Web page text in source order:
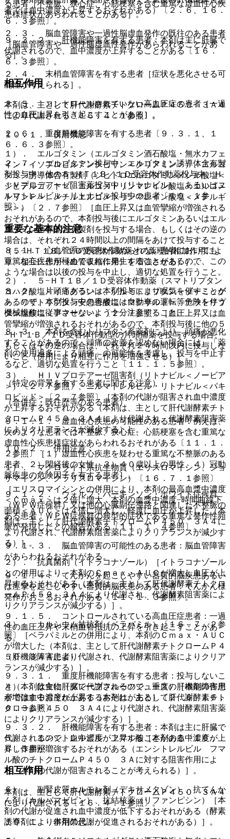
者では血中濃度が上昇するおそれがある）〔２．６、１６．
６．３参照〕。
９．３．２． 肝機能障害を有する患者：本剤は主に肝臓で
代謝されるので、血中濃度が上昇することがある〔１６．
６．３参照〕。
相互作用
本剤は、主として肝代謝酵素チトクロームＰ４５０ ３Ａ４
により代謝される〔１６．４．１参照〕。
１０．１． 併用禁忌：
１）． エルゴタミン（エルゴタミン酒石酸塩・無水カフェ
イン・イソプロピルアンチピリン＜クリアミン＞）、エルゴ
タミン誘導体含有製剤（ジヒドロエルゴタミンメシル酸塩＜
ジヒデルゴット＞、エルゴメトリンマレイン酸塩＜エルゴメ
トリンＦ＞、メチルエルゴメトリンマレイン酸塩＜メテルギ
ン＞）〔２．７参照〕［血圧上昇又は血管攣縮が増強される
おそれがあるので、本剤投与後にエルゴタミンあるいはエル
ゴタミン誘導体含有製剤を投与する場合、もしくはその逆の
場合は、それぞれ２４時間以上の間隔をあけて投与すること
（５−ＨＴ１Ｂ／１Ｄ受容体作動薬との薬理的相加作用によ
り、相互に作用（血管収縮作用）を増強させる）］。
２）． ５−ＨＴ１Ｂ／１Ｄ受容体作動薬（スマトリプタン
コハク酸塩＜イミグラン＞、ゾルミトリプタン＜ゾーミッグ
＞、リザトリプタン安息香酸塩＜マクサルト＞、ナラトリプ
タン塩酸塩＜アマージ＞）〔２．７参照〕［血圧上昇又は血
管攣縮が増強されるおそれがあるので、本剤投与後に他の５
−ＨＴ１Ｂ／１Ｄ受容体作動型の片頭痛薬を投与する場合、
もしくはその逆の場合は、それぞれ２４時間以内に投与しな
いこと（併用により相互に作用を増強させる）］。
３）． ＨＩＶプロテアーゼ阻害剤（リトナビル＜ノービア
＞）〔２．７参照〕、ニルマトレルビル・リトナビル＜パキ
ロビッド＞〔２．７参照〕［本剤の代謝が阻害され血中濃度
が上昇するおそれがある（本剤は、主として肝代謝酵素チト
クロームＰ４５０ ３Ａ４により代謝され、代謝酵素阻害薬
によりクリアランスが減少する）］。
１０．２． 併用注意：
１）． マクロライド系抗生物質（エリスロマイシン、ジョ
サマイシン、クラリスロマイシン）〔１６．７．１参照〕
［エリスロマイシンとの併用により、本剤の最高血漿中濃度
＜Ｃｍａｘ＞は２倍に増大、本剤の血漿中濃度−時間曲線下
面積＜ＡＵＣ＞は４倍に増大し、軽度に血圧が上昇した（本
剤は、主として肝代謝酵素チトクロームＰ４５０ ３Ａ４に
より代謝され、代謝酵素阻害薬によりクリアランスが減少す
る）］。
２）． 抗真菌剤（イトラコナゾール）［イトラコナゾール
との併用により、本剤のＣｍａｘ・ＡＵＣが増大し血圧が上
昇するおそれがある（本剤は、主として肝代謝酵素チトクロ
ームＰ４５０ ３Ａ４により代謝され、代謝酵素阻害薬によ
りクリアランスが減少する）］。
３）． カルシウム拮抗剤（ベラパミル）〔１６．７．２参
照〕［ベラパミルとの併用により、本剤のＣｍａｘ・ＡＵＣ
が増大した（本剤は、主として肝代謝酵素チトクロームＰ４
５０ ３Ａ４により代謝され、代謝酵素阻害薬によりクリア
ランスが減少する）］。
４）． 飲食物（グレープフルーツジュース）［本剤の作用
が増強するおそれがある（本剤は、主として肝代謝酵素チト
クロームＰ４５０ ３Ａ４により代謝され、代謝酵素阻害薬
によりクリアランスが減少する）］。
５）． エンシトレルビル フマル酸［本剤の血中濃度が上
昇し作用が増強するおそれがある（エンシトレルビル フマ
ル酸のチトクロームＰ４５０ ３Ａに対する阻害作用によ
り、本剤の代謝が阻害されることが考えられる）］。
６）． 副腎皮質ホルモン剤（デキサメタゾン）、抗てんか
ん剤（カルバマゼピン）、抗結核薬（リファンピシン）［本
剤の代謝が促進され血中濃度が低下するおそれがある（酵素
誘導剤により本剤の代謝が促進されるおそれがある）］。
る患者［不整脈、狭心症、心筋梗塞を含む重篤な虚血性心疾
患様症状があらわれることがある］。
２．３． 脳血管障害や一過性脳虚血発作の既往のある患者
［脳血管障害や一過性脳虚血性発作があらわれることがあ
る］。
２．４． 末梢血管障害を有する患者［症状を悪化させる可
能性が考えられる］。
２．５． コントロールされていない高血圧症の患者［一過
性の血圧上昇を引き起こすことがある］。
２．６． 重度肝機能障害を有する患者〔９．３．１、１
６．６．３参照〕。
２．７． エルゴタミン投与中、エルゴタミン誘導体含有製
剤投与中、他の５−ＨＴ１Ｂ／１Ｄ受容体作動薬投与中、Ｈ
ＩＶプロテアーゼ阻害薬投与中（リトナビル）、あるいはニ
ルマトレルビル・リトナビル投与中の患者〔１０．１参
照〕。
重要な基本的注意
８．１． 心血管系の疾患が認められない患者においても、
重篤な心疾患が極めてまれに発生することがあるので、この
ような場合は以後の投与を中止し、適切な処置を行うこと。
８．２． 片頭痛あるいは本剤投与により眠気を催すことが
あるので、本剤投与中の患者には自動車の運転等危険を伴う
機械操作に従事させないよう十分注意すること。
８．３． 本剤を含むトリプタン系薬剤により、頭痛が悪化
することがあるので、頭痛の改善を認めない場合には、「薬
剤の使用過多による頭痛」の可能性を考慮し、投与を中止す
るなど、適切な処置を行うこと〔１１．１．５参照〕。
（特定の背景を有する患者に関する注意）
（合併症・既往歴等のある患者）
９．１．１． 虚血性心疾患の可能性のある患者：例えば、
次のような患者では不整脈、狭心症、心筋梗塞を含む重篤な
虚血性心疾患様症状があらわれるおそれがある〔１１．１．
２参照〕［１）虚血性心疾患を疑わせる重篤な不整脈のある
患者、２）閉経後の女性、３）４０歳以上の男性、４）冠動
脈疾患の危険因子を有する患者］。
９．１．２． ウォルフ・パーキンソン・ホワイト症候群
（ＷＰＷ症候群）又は他の心臓副伝導路と関連した不整脈の
ある患者：ＷＰＷ症候群の典型的症状である重篤な発作性頻
脈が発現したとの報告がある〔１１．１．４参照〕。
９．１．３． 脳血管障害の可能性のある患者：脳血管障害
があらわれるおそれがある。
９．１．４． てんかんを起こしやすい器質的脳疾患あるい
は痙攣を起こしやすい器質的脳疾患のある患者：てんかん様
発作がおこるおそれがある〔１１．１．３参照〕。
９．１．５． コントロールされている高血圧症患者：一過
性の血圧上昇や末梢血管抵抗の上昇を引き起こすことがあ
る。
（肝機能障害患者）
９．３．１． 重度肝機能障害を有する患者：投与しないこ
と（本剤は主に肝臓で代謝されるので、重度の肝機能障害患
者では血中濃度が上昇するおそれがある）〔２．６、１６．
６．３参照〕。
９．３．２． 肝機能障害を有する患者：本剤は主に肝臓で
代謝されるので、血中濃度が上昇することがある〔１６．
６．３参照〕。
相互作用
本剤は、主として肝代謝酵素チトクロームＰ４５０ ３Ａ４
により代謝される〔１６．４．１参照〕。
１０．１． 併用禁忌：